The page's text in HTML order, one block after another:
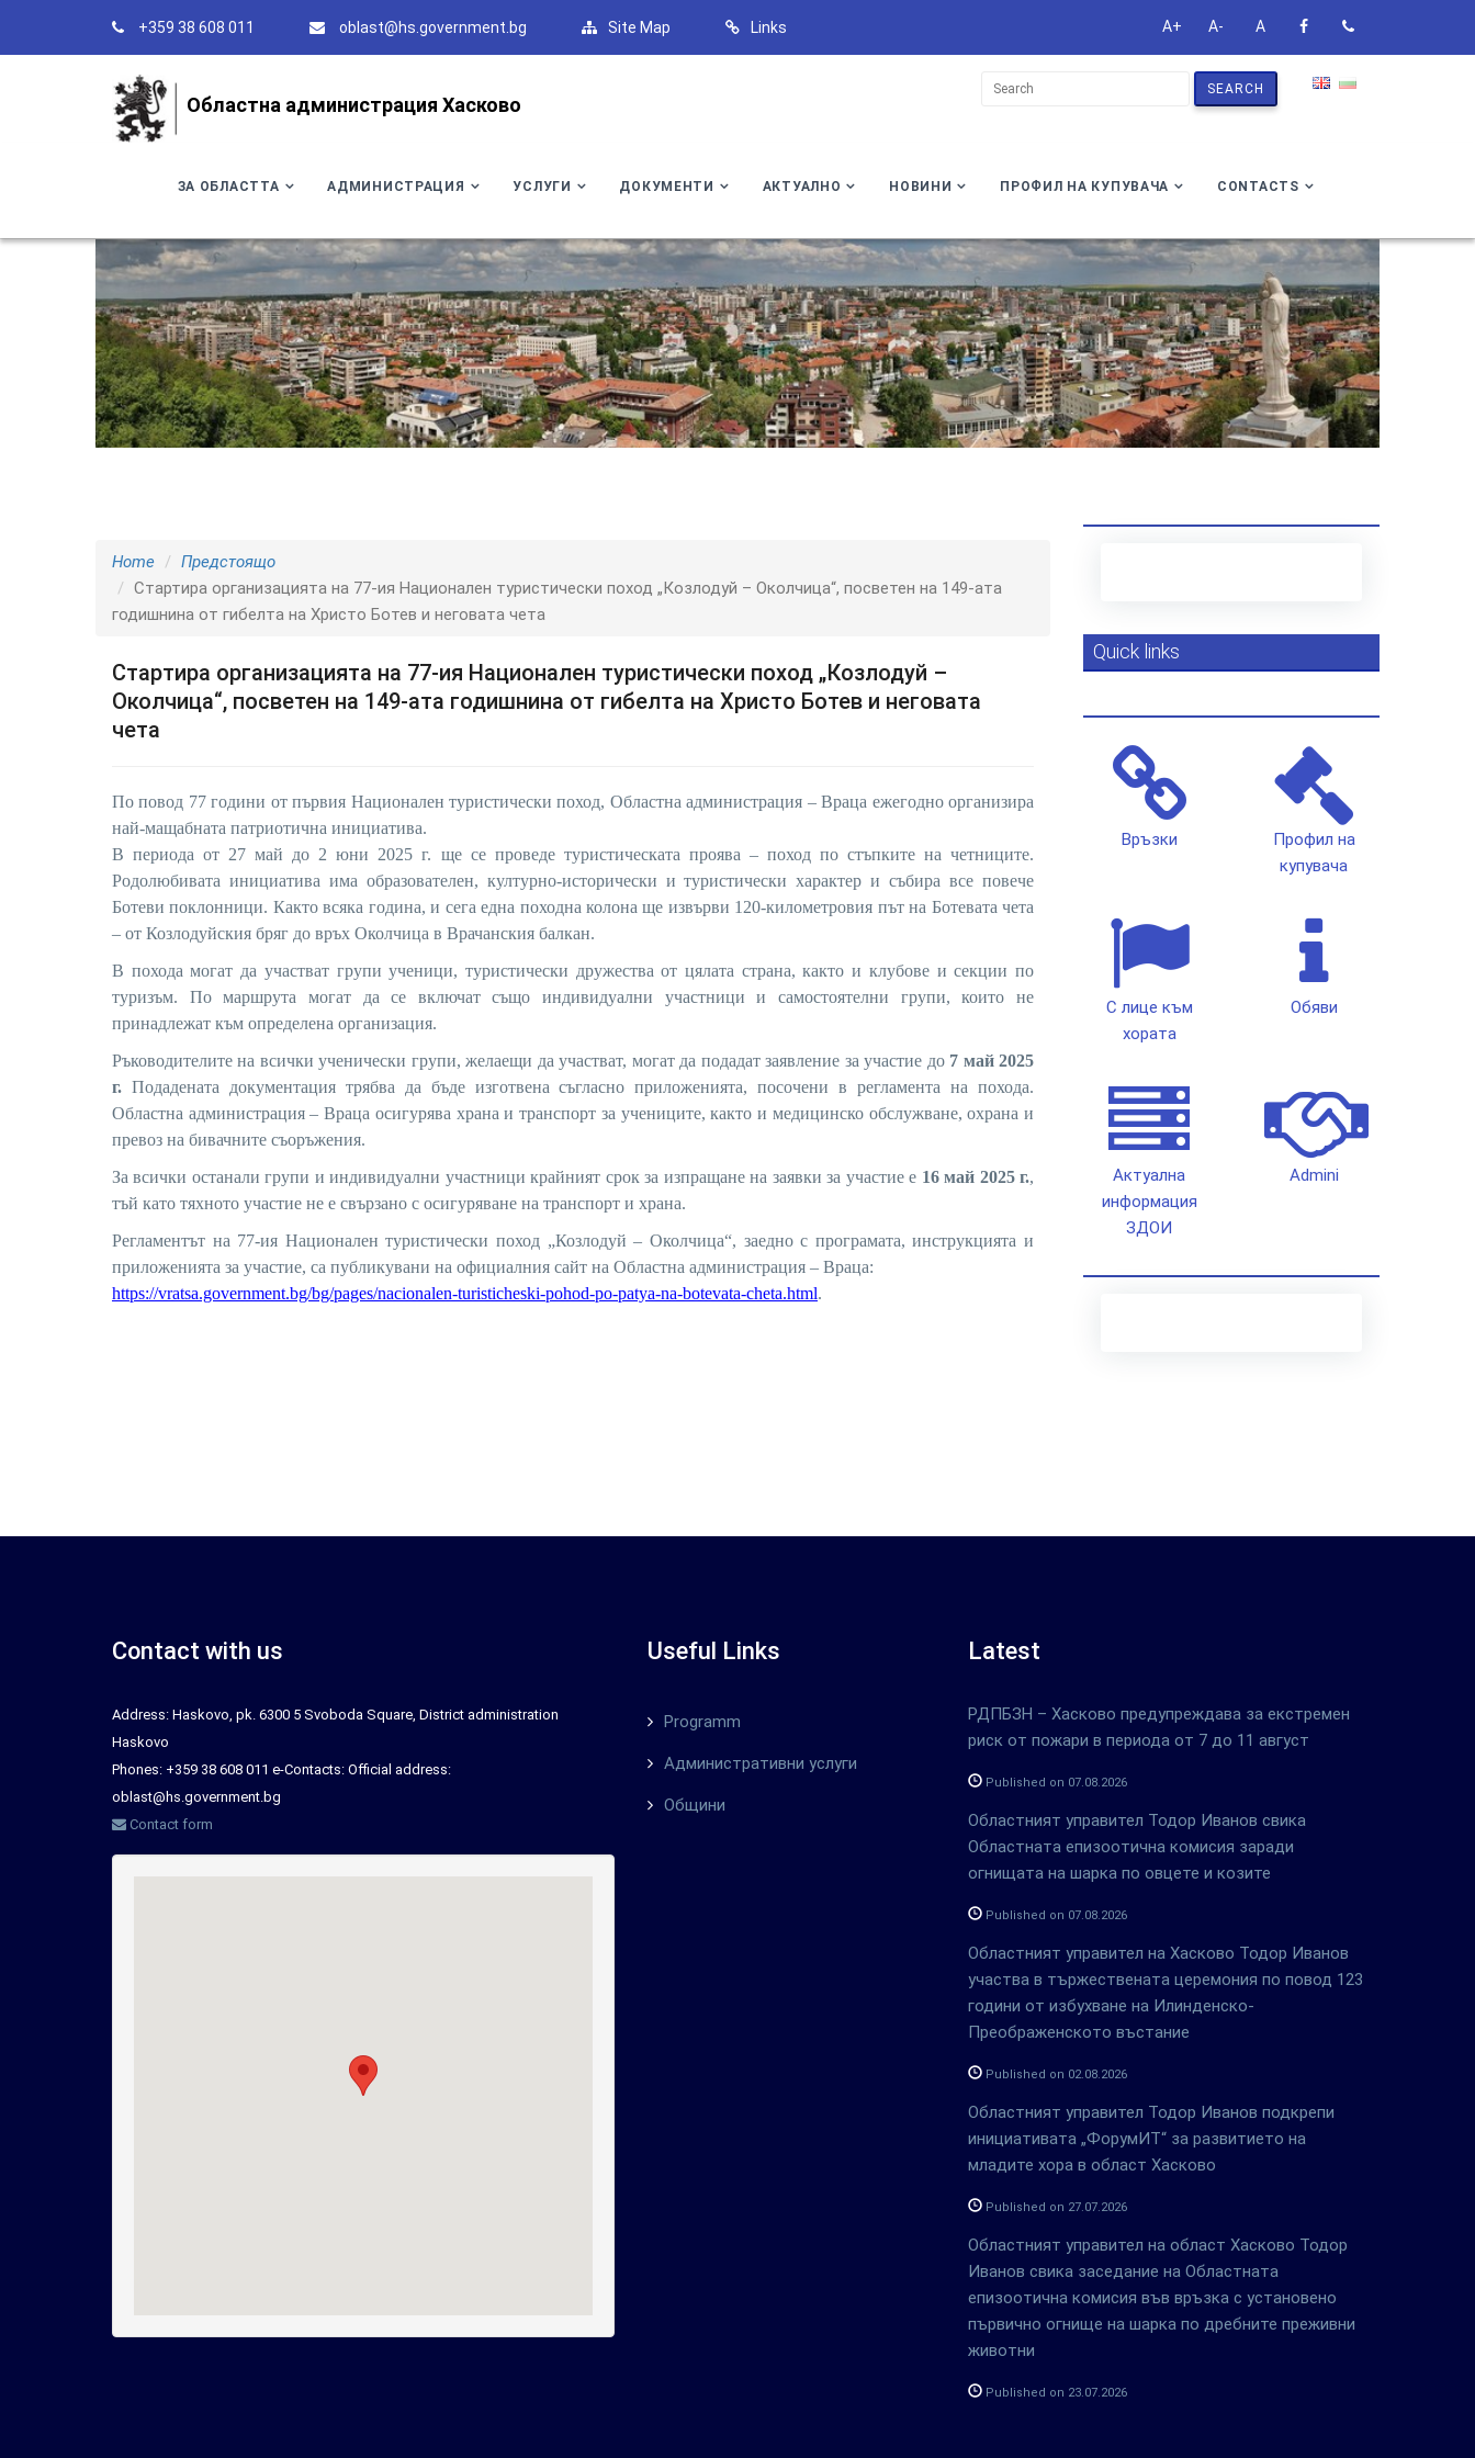
+359 38 608 011 oblast@hs.government.bg Site Map Links A+ A- A
Областна администрация Хасково
SEARCH
ЗА ОБЛАСТТА АДМИНИСТРАЦИЯ УСЛУГИ ДОКУМЕНТИ АКТУАЛНО НОВИНИ ПРОФИЛ НА КУПУВАЧА CONTACTS
Home
Предстоящо
Стартира организацията на 77-ия Национален туристически поход „Козлодуй – Околчица“, посветен на 149-ата
годишнина от гибелта на Христо Ботев и неговата чета
Стартира организацията на 77-ия Национален туристически поход „Козлодуй –
Околчица“, посветен на 149-ата годишнина от гибелта на Христо Ботев и неговата
чета
По повод 77 години от първия Национален туристически поход, Областна администрация – Враца ежегодно организира
най-мащабната патриотична инициатива.
В периода от 27 май до 2 юни 2025 г. ще се проведе туристическата проява – поход по стъпките на четниците.
Родолюбивата инициатива има образователен, културно-исторически и туристически характер и събира все повече
Ботеви поклонници. Както всяка година, и сега една походна колона ще извърви 120-километровия път на Ботевата чета
– от Козлодуйския бряг до връх Околчица в Врачанския балкан.
В похода могат да участват групи ученици, туристически дружества от цялата страна, както и клубове и секции по
туризъм. По маршрута могат да се включат също индивидуални участници и самостоятелни групи, които не
принадлежат към определена организация.
Ръководителите на всички ученически групи, желаещи да участват, могат да подадат заявление за участие до 7 май 2025
г. Подадената документация трябва да бъде изготвена съгласно приложенията, посочени в регламента на похода.
Областна администрация – Враца осигурява храна и транспорт за учениците, както и медицинско обслужване, охрана и
превоз на бивачните съоръжения.
За всички останали групи и индивидуални участници крайният срок за изпращане на заявки за участие е 16 май 2025 г.,
тъй като тяхното участие не е свързано с осигуряване на транспорт и храна.
Регламентът на 77-ия Национален туристически поход „Козлодуй – Околчица“, заедно с програмата, инструкцията и
приложенията за участие, са публикувани на официалния сайт на Областна администрация – Враца:
https://vratsa.government.bg/bg/pages/nacionalen-turisticheski-pohod-po-patya-na-botevata-cheta.html.
Quick links
Връзки
Профил на
купувача
С лице към
хората
Обяви
Актуална
информация
ЗДОИ
Admini
Contact with us
Address: Haskovo, pk. 6300 5 Svoboda Square, District administration
Haskovo
Phones: +359 38 608 011 e-Contacts: Official address:
oblast@hs.government.bg
Contact form
Useful Links
Programm
Административни услуги
Общини
Latest
РДПБЗН – Хасково предупреждава за екстремен
риск от пожари в периода от 7 до 11 август
Published on 07.08.2026
Областният управител Тодор Иванов свика
Областната епизоотична комисия заради
огнищата на шарка по овцете и козите
Published on 07.08.2026
Областният управител на Хасково Тодор Иванов
участва в тържествената церемония по повод 123
години от избухване на Илинденско-
Преображенското въстание
Published on 02.08.2026
Областният управител Тодор Иванов подкрепи
инициативата „ФорумИТ“ за развитието на
младите хора в област Хасково
Published on 27.07.2026
Областният управител на област Хасково Тодор
Иванов свика заседание на Областната
епизоотична комисия във връзка с установено
първично огнище на шарка по дребните преживни
животни
Published on 23.07.2026